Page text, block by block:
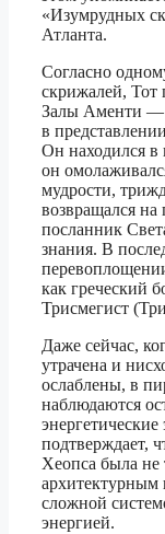
«Изумрудных
Атланта.
Согласно
скрижалей, Тот
Залы Аменти —
в
Он находился в
он
мудрости,
возвращался на
посланник
знания. В
как греческий
Трисмегист
Даже сейчас,
утрачена и
ослаблены, в
наблюдаются
подтверждает,
Хеопса была не
сложной
энергией.